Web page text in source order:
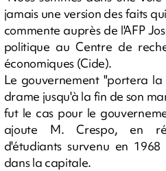
jamais une version des faits
commente auprès de l'AFP
politique au Centre de
économiques (Cide).
Le gouvernement "portera
drame jusqu'à la fin de son
fut le cas pour le
ajoute M. Crespo, en
d'étudiants survenu en
dans la capitale.